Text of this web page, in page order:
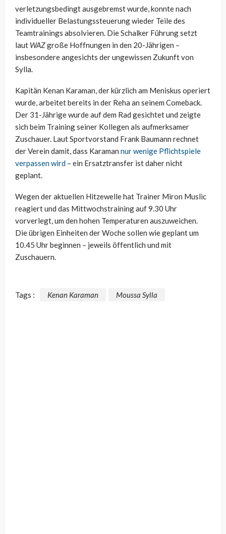
verletzungsbedingt ausgebremst wurde, konnte nach
individueller Belastungssteuerung wieder Teile des
Teamtrainings absolvieren. Die Schalker Führung setzt
laut WAZgroße Hoffnungen in den 20-Jährigen –
insbesondere angesichts der ungewissen Zukunft von
Sylla.
Kapitän Kenan Karaman, der kürzlich am Meniskus operiert
wurde, arbeitet bereits in der Reha an seinem Comeback.
Der 31-Jährige wurde auf dem Rad gesichtet und zeigte
sich beim Training seiner Kollegen als aufmerksamer
Zuschauer. Laut Sportvorstand Frank Baumann rechnet
der Verein damit, dass Karaman nur wenige Pflichtspiele
verpassen wird – ein Ersatztransfer ist daher nicht
geplant.
Wegen der aktuellen Hitzewelle hat Trainer Miron Muslic
reagiert und das Mittwochstraining auf 9.30 Uhr
vorverlegt, um den hohen Temperaturen auszuweichen.
Die übrigen Einheiten der Woche sollen wie geplant um
10.45 Uhr beginnen – jeweils öffentlich und mit
Zuschauern.
Tags : Kenan Karaman Moussa Sylla